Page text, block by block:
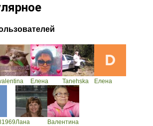
Елена Tanehska Елена
Лана Валентина